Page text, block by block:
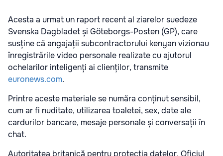
Acesta a urmat un raport recent al ziarelor suedeze
Svenska Dagbladet și Göteborgs-Posten (GP), care
susține că angajații subcontractorului kenyan vizionau
înregistrările video personale realizate cu ajutorul
ochelarilor inteligenți ai clienților, transmite
euronews.com.
Printre aceste materiale se număra conținut sensibil,
cum ar fi nuditate, utilizarea toaletei, sex, date ale
cardurilor bancare, mesaje personale și conversații în
chat.
Autoritatea britanică pentru protecția datelor, Oficiul